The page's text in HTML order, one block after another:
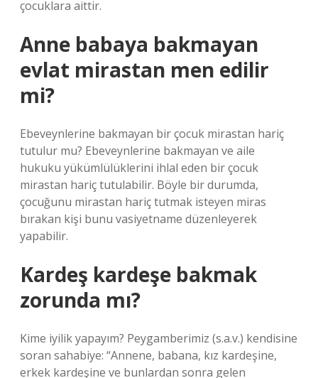
çocuklara aittir.
Anne babaya bakmayan
evlat mirastan men edilir
mi?
Ebeveynlerine bakmayan bir çocuk mirastan hariç
tutulur mu? Ebeveynlerine bakmayan ve aile
hukuku yükümlülüklerini ihlal eden bir çocuk
mirastan hariç tutulabilir. Böyle bir durumda,
çocuğunu mirastan hariç tutmak isteyen miras
bırakan kişi bunu vasiyetname düzenleyerek
yapabilir.
Kardeş kardeşe bakmak
zorunda mı?
Kime iyilik yapayım? Peygamberimiz (s.a.v.) kendisine
soran sahabiye: “Annene, babana, kız kardeşine,
erkek kardeşine ve bunlardan sonra gelen